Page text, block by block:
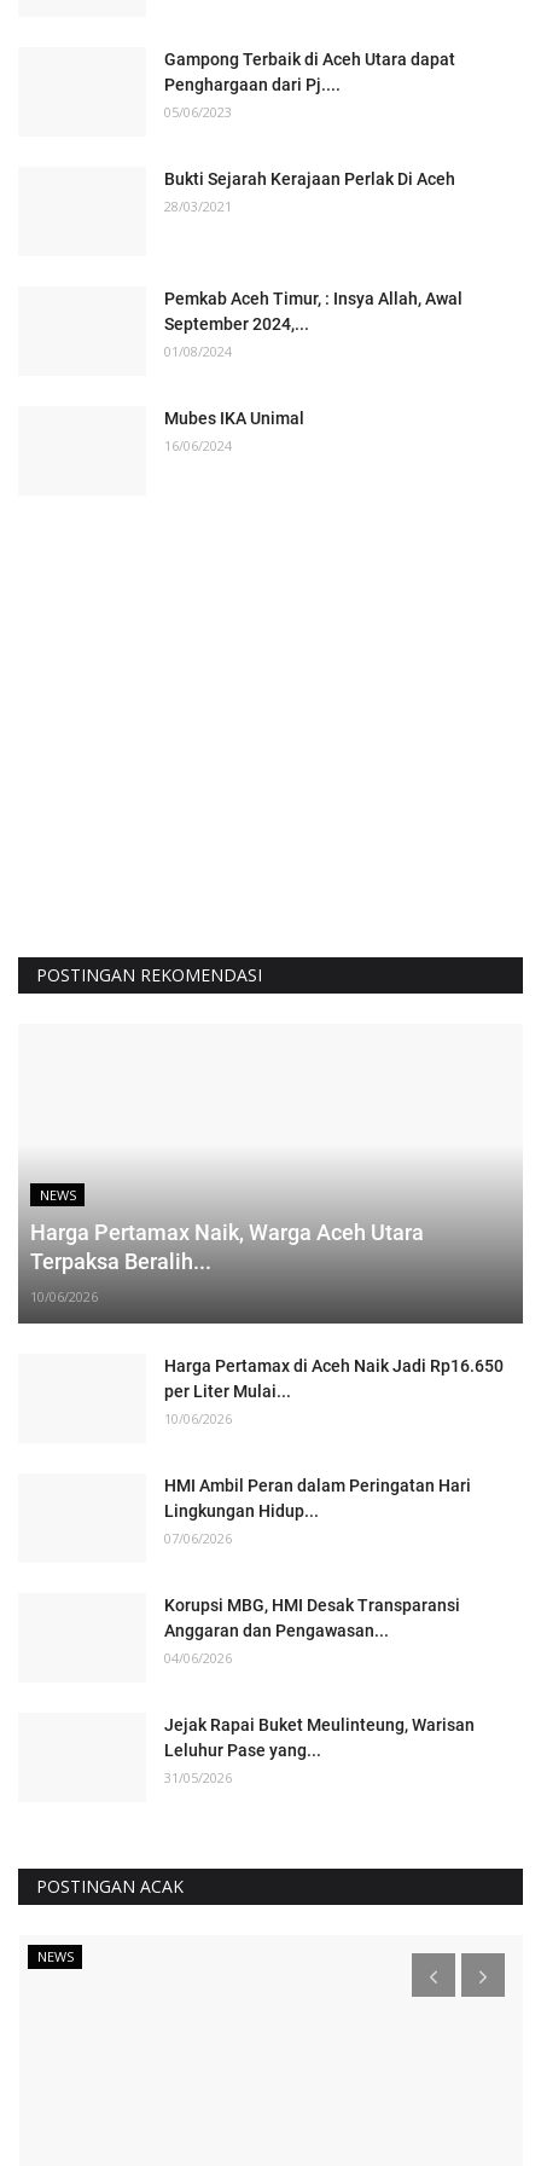
Gampong Terbaik di Aceh Utara dapat
Penghargaan dari Pj....
05/06/2023
Bukti Sejarah Kerajaan Perlak Di Aceh
28/03/2021
Pemkab Aceh Timur, : Insya Allah, Awal
September 2024,...
01/08/2024
Mubes IKA Unimal
16/06/2024
POSTINGAN REKOMENDASI
NEWS
Harga Pertamax Naik, Warga Aceh Utara
Terpaksa Beralih...
10/06/2026
Harga Pertamax di Aceh Naik Jadi Rp16.650
per Liter Mulai...
10/06/2026
HMI Ambil Peran dalam Peringatan Hari
Lingkungan Hidup...
07/06/2026
Korupsi MBG, HMI Desak Transparansi
Anggaran dan Pengawasan...
04/06/2026
Jejak Rapai Buket Meulinteung, Warisan
Leluhur Pase yang...
31/05/2026
POSTINGAN ACAK
ADVETORIAL